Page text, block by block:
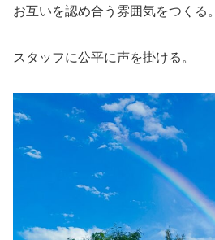
お互いを認め合う雰囲気をつくる。
スタッフに公平に声を掛ける。